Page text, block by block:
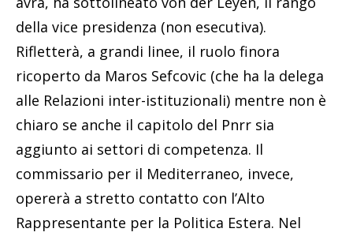
della vice presidenza (non esecutiva).
Rifletterà, a grandi linee, il ruolo finora
ricoperto da Maros Sefcovic (che ha la delega
alle Relazioni inter-istituzionali) mentre non è
chiaro se anche il capitolo del Pnrr sia
aggiunto ai settori di competenza. Il
commissario per il Mediterraneo, invece,
opererà a stretto contatto con l’Alto
Rappresentante per la Politica Estera. Nel